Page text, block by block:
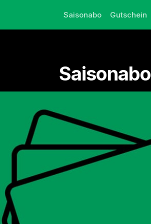
Saisonabo Gutschein
Saisonabo